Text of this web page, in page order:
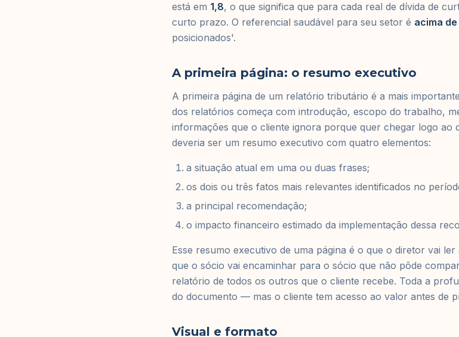
está em 1,8, o que significa que para cada real de dívida de
curto prazo. O referencial saudável para seu setor é acima de
posicionados'.
A primeira página: o resumo executivo
A primeira página de um relatório tributário é a mais
dos relatórios começa com introdução, escopo do trabalho,
informações que o cliente ignora porque quer chegar logo ao
deveria ser um resumo executivo com quatro elementos:
a situação atual em uma ou duas frases;
os dois ou três fatos mais relevantes identificados no
a principal recomendação;
o impacto financeiro estimado da implementação dessa
Esse resumo executivo de uma página é o que o diretor vai
que o sócio vai encaminhar para o sócio que não pôde
relatório de todos os outros que o cliente recebe. Toda a
do documento — mas o cliente tem acesso ao valor antes de
Visual e formato